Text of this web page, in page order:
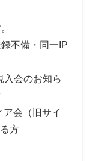
不備・同一IP
入会のお知ら
ア会（旧サイ
方